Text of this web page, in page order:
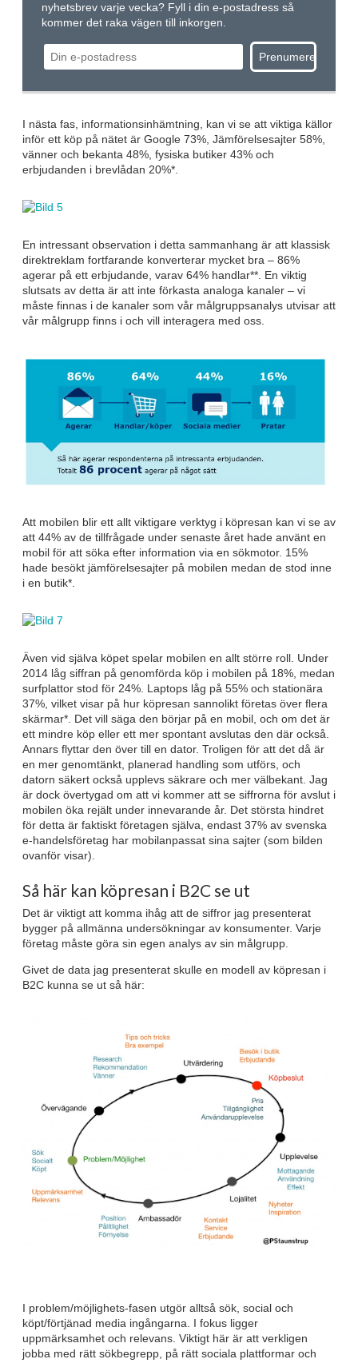
nyhetsbrev varje vecka? Fyll i din e-postadress så
kommer det raka vägen till inkorgen.
I nästa fas, informationsinhämtning, kan vi se att viktiga källor
inför ett köp på nätet är Google 73%, Jämförelsesajter 58%,
vänner och bekanta 48%, fysiska butiker 43% och
erbjudanden i brevlådan 20%*.
En intressant observation i detta sammanhang är att klassisk
direktreklam fortfarande konverterar mycket bra – 86%
agerar på ett erbjudande, varav 64% handlar**. En viktig
slutsats av detta är att inte förkasta analoga kanaler – vi
måste finnas i de kanaler som vår målgruppsanalys utvisar att
vår målgrupp finns i och vill interagera med oss.
Att mobilen blir ett allt viktigare verktyg i köpresan kan vi se av
att 44% av de tillfrågade under senaste året hade använt en
mobil för att söka efter information via en sökmotor. 15%
hade besökt jämförelsesajter på mobilen medan de stod inne
i en butik*.
Även vid själva köpet spelar mobilen en allt större roll. Under
2014 låg siffran på genomförda köp i mobilen på 18%, medan
surfplattor stod för 24%. Laptops låg på 55% och stationära
37%, vilket visar på hur köpresan sannolikt företas över flera
skärmar*. Det vill säga den börjar på en mobil, och om det är
ett mindre köp eller ett mer spontant avslutas den där också.
Annars flyttar den över till en dator. Troligen för att det då är
en mer genomtänkt, planerad handling som utförs, och
datorn säkert också upplevs säkrare och mer välbekant. Jag
är dock övertygad om att vi kommer att se siffrorna för avslut i
mobilen öka rejält under innevarande år. Det största hindret
för detta är faktiskt företagen själva, endast 37% av svenska
e-handelsföretag har mobilanpassat sina sajter (som bilden
ovanför visar).
Så här kan köpresan i B2C se ut
Det är viktigt att komma ihåg att de siffror jag presenterat
bygger på allmänna undersökningar av konsumenter. Varje
företag måste göra sin egen analys av sin målgrupp.
Givet de data jag presenterat skulle en modell av köpresan i
B2C kunna se ut så här:
I problem/möjlighets-fasen utgör alltså sök, social och
köpt/förtjänad media ingångarna. I fokus ligger
uppmärksamhet och relevans. Viktigt här är att verkligen
jobba med rätt sökbegrepp, på rätt sociala plattformar och